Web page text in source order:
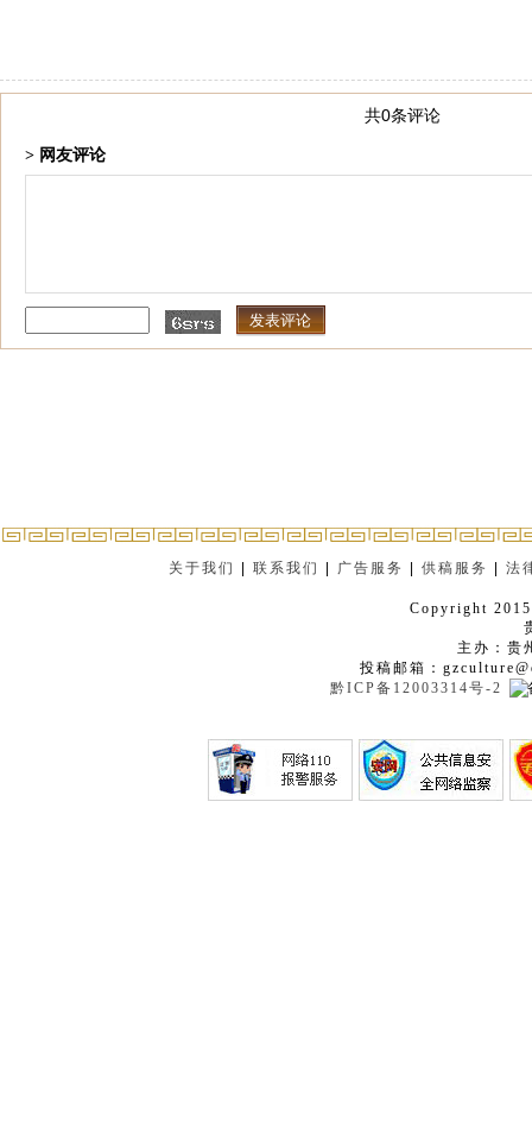
共0条评论
> 网友评论
关于我们 |联系我们 广告服务 |供稿服务 |法
Copyright
主办：贵
投稿邮箱：
黔ICP备12003314号-2